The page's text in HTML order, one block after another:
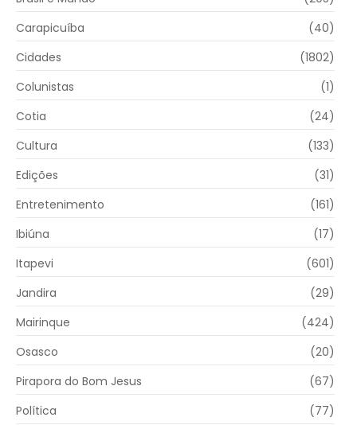
Carapicuíba
(40)
Cidades
(1802)
Colunistas
(1)
Cotia
(24)
Cultura
(133)
Edições
(31)
Entretenimento
(161)
Ibiúna
(17)
Itapevi
(601)
Jandira
(29)
Mairinque
(424)
Osasco
(20)
Pirapora do Bom Jesus
(67)
Política
(77)